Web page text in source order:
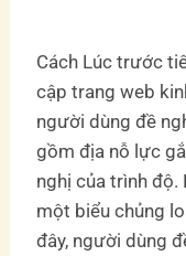
Cách Lúc trước
cập trang web
người dùng đề
gồm địa nỗ lực
nghị của trình độ.
một biểu chủng
đây, người dùng